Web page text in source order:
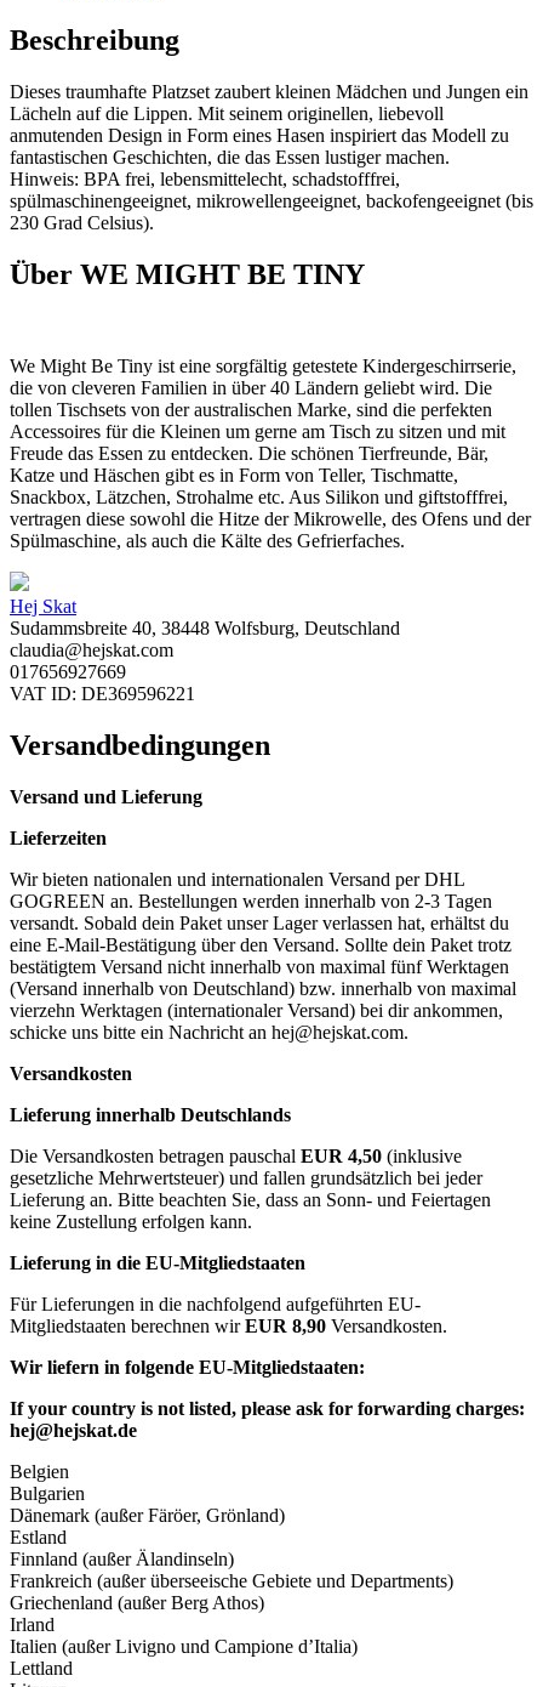
Beschreibung
Dieses traumhafte Platzset zaubert kleinen Mädchen und Jungen ein
Lächeln auf die Lippen. Mit seinem originellen, liebevoll
anmutenden Design in Form eines Hasen inspiriert das Modell zu
fantastischen Geschichten, die das Essen lustiger machen.
Hinweis: BPA frei, lebensmittelecht, schadstofffrei,
spülmaschinengeeignet, mikrowellengeeignet, backofengeeignet (bis
230 Grad Celsius).
Über WE MIGHT BE TINY
We Might Be Tiny ist eine sorgfältig getestete Kindergeschirrserie,
die von cleveren Familien in über 40 Ländern geliebt wird. Die
tollen Tischsets von der australischen Marke, sind die perfekten
Accessoires für die Kleinen um gerne am Tisch zu sitzen und mit
Freude das Essen zu entdecken. Die schönen Tierfreunde, Bär,
Katze und Häschen gibt es in Form von Teller, Tischmatte,
Snackbox, Lätzchen, Strohalme etc. Aus Silikon und giftstofffrei,
vertragen diese sowohl die Hitze der Mikrowelle, des Ofens und der
Spülmaschine, als auch die Kälte des Gefrierfaches.
Hej Skat
Sudammsbreite 40, 38448 Wolfsburg, Deutschland
claudia@hejskat.com
017656927669
VAT ID: DE369596221
Versandbedingungen
Versand und Lieferung
Lieferzeiten
Wir bieten nationalen und internationalen Versand per DHL
GOGREEN an. Bestellungen werden innerhalb von 2-3 Tagen
versandt. Sobald dein Paket unser Lager verlassen hat, erhältst du
eine E-Mail-Bestätigung über den Versand. Sollte dein Paket trotz
bestätigtem Versand nicht innerhalb von maximal fünf Werktagen
(Versand innerhalb von Deutschland) bzw. innerhalb von maximal
vierzehn Werktagen (internationaler Versand) bei dir ankommen,
schicke uns bitte ein Nachricht an hej@hejskat.com.
Versandkosten
Lieferung innerhalb Deutschlands
Die Versandkosten betragen pauschal EUR 4,50 (inklusive
gesetzliche Mehrwertsteuer) und fallen grundsätzlich bei jeder
Lieferung an. Bitte beachten Sie, dass an Sonn- und Feiertagen
keine Zustellung erfolgen kann.
Lieferung in die EU-Mitgliedstaaten
Für Lieferungen in die nachfolgend aufgeführten EU-
Mitgliedstaaten berechnen wirEUR 8,90 Versandkosten.
Wir liefern in folgende EU-Mitgliedstaaten:
If your country is not listed, please ask for forwarding charges:
hej@hejskat.de
Belgien
Bulgarien
Dänemark (außer Färöer, Grönland)
Estland
Finnland (außer Älandinseln)
Frankreich (außer überseeische Gebiete und Departments)
Griechenland (außer Berg Athos)
Irland
Italien (außer Livigno und Campione d’Italia)
Lettland